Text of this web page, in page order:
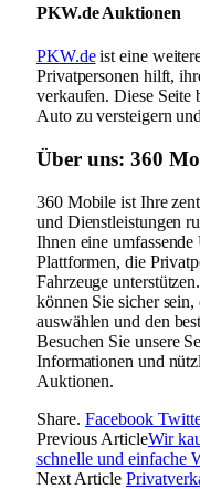
PKW.de Auktionen
PKW.deist eine
Privatpersonen hilft,
verkaufen. Diese
Auto zu versteigern
Über uns: 360
360 Mobile ist Ihre
und Dienstleistungen
Ihnen eine
Plattformen, die
Fahrzeuge
können Sie sicher
auswählen und den
Besuchen Sie unsere
Informationen und
Auktionen.
Share. Facebook
Previous ArticleWir
schnelle und einfache
Next Article